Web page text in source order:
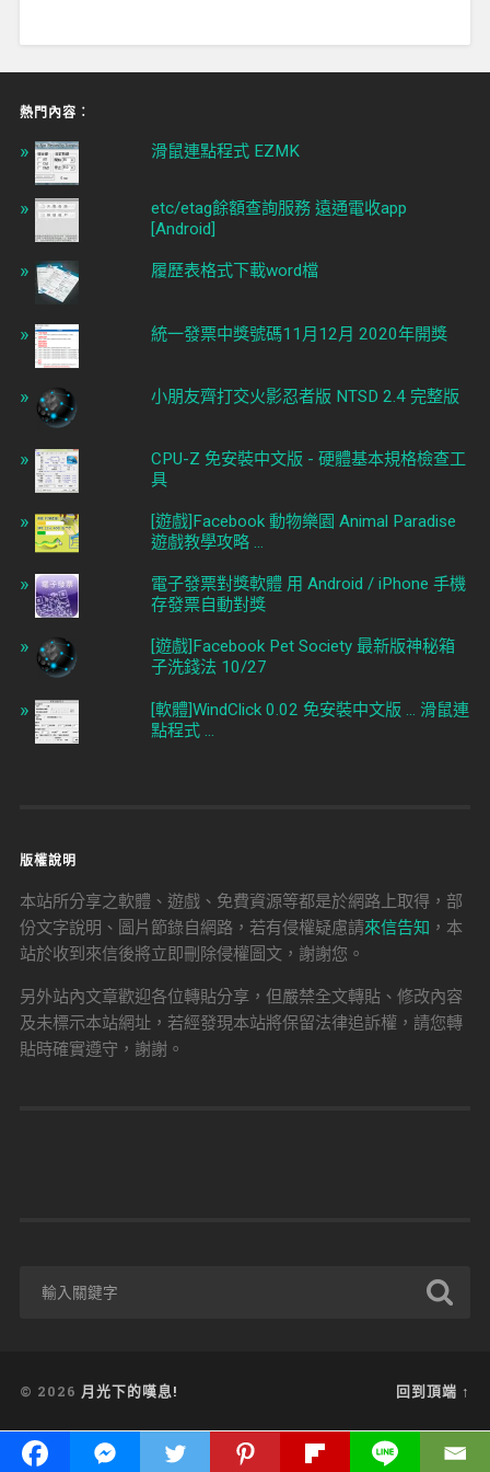
熱門內容︰
滑鼠連點程式 EZMK
etc/etag餘額查詢服務 遠通電收app
[Android]
履歷表格式下載word檔
統一發票中獎號碼11月12月 2020年開獎
小朋友齊打交火影忍者版 NTSD 2.4 完整版
CPU-Z 免安裝中文版 - 硬體基本規格檢查工
具
[遊戲]Facebook 動物樂園 Animal Paradise
遊戲教學攻略 ...
電子發票對獎軟體 用 Android / iPhone 手機
存發票自動對獎
[遊戲]Facebook Pet Society 最新版神秘箱
子洗錢法 10/27
[軟體]WindClick 0.02 免安裝中文版 ... 滑鼠連
點程式 ...
版權說明
本站所分享之軟體、遊戲、免費資源等都是於網路上取得，部
份文字說明、圖片節錄自網路，若有侵權疑慮請來信告知 ，本
站於收到來信後將立即刪除侵權圖文，謝謝您。
另外站內文章歡迎各位轉貼分享，但嚴禁全文轉貼、修改內容
及未標示本站網址，若經發現本站將保留法律追訴權，請您轉
貼時確實遵守，謝謝。
© 2026 月光下的嘆息! 回到頂端 ↑